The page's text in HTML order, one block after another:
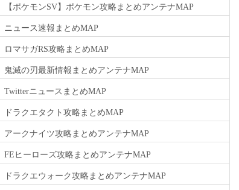
【ポケモンSV】ポケモン攻略まとめアンテナMAP
ニュース速報まとめMAP
ロマサガRS攻略まとめMAP
鬼滅の刃最新情報まとめアンテナMAP
TwitterニュースまとめMAP
ドラクエタクト攻略まとめMAP
アークナイツ攻略まとめアンテナMAP
FEヒーローズ攻略まとめアンテナMAP
ドラクエウォーク攻略まとめアンテナMAP